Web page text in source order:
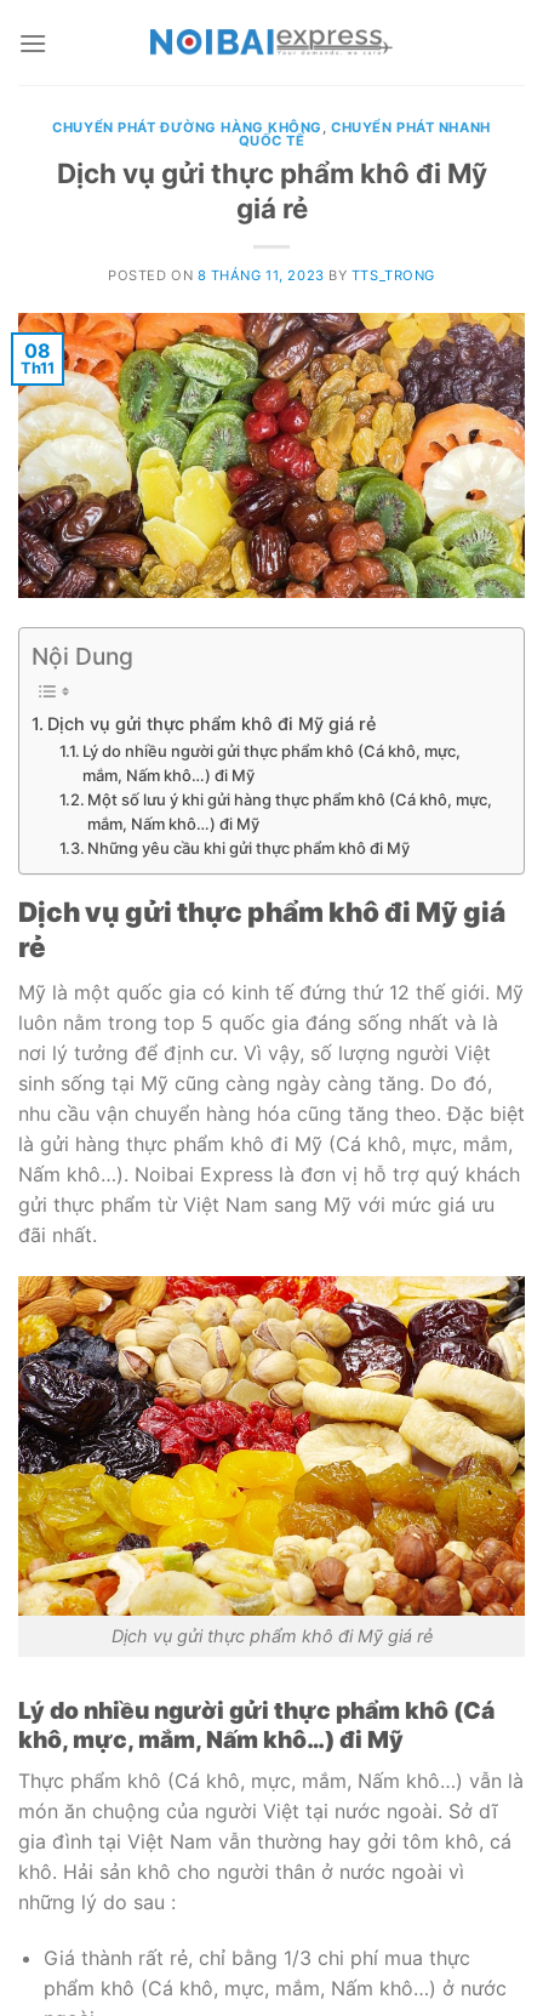
CHUYỂN PHÁT ĐƯỜNG HÀNG KHÔNG ,CHUYỂN PHÁT NHANH
QUỐC TẾ
Dịch vụ gửi thực phẩm khô đi Mỹ
giá rẻ
POSTED ON 8 THÁNG 11, 2023 BY TTS_TRONG
08
Th11
Nội Dung
Dịch vụ gửi thực phẩm khô đi Mỹ giá rẻ
Lý do nhiều người gửi thực phẩm khô (Cá khô, mực,
mắm, Nấm khô…) đi Mỹ
Một số lưu ý khi gửi hàng thực phẩm khô (Cá khô, mực,
mắm, Nấm khô…) đi Mỹ
Những yêu cầu khi gửi thực phẩm khô đi Mỹ
Dịch vụ gửi thực phẩm khô đi Mỹ giá
rẻ
Mỹ là một quốc gia có kinh tế đứng thứ 12 thế giới. Mỹ
luôn nằm trong top 5 quốc gia đáng sống nhất và là
nơi lý tưởng để định cư. Vì vậy, số lượng người Việt
sinh sống tại Mỹ cũng càng ngày càng tăng. Do đó,
nhu cầu vận chuyển hàng hóa cũng tăng theo. Đặc biệt
là gửi hàng thực phẩm khô đi Mỹ (Cá khô, mực, mắm,
Nấm khô…). Noibai Express là đơn vị hỗ trợ quý khách
gửi thực phẩm từ Việt Nam sang Mỹ với mức giá ưu
đãi nhất.
Dịch vụ gửi thực phẩm khô đi Mỹ giá rẻ
Lý do nhiều người gửi thực phẩm khô (Cá
khô, mực, mắm, Nấm khô…) đi Mỹ
Thực phẩm khô (Cá khô, mực, mắm, Nấm khô…) vẫn là
món ăn chuộng của người Việt tại nước ngoài. Sở dĩ
gia đình tại Việt Nam vẫn thường hay gởi tôm khô, cá
khô. Hải sản khô cho người thân ở nước ngoài vì
những lý do sau :
Giá thành rất rẻ, chỉ bằng 1/3 chi phí mua thực
phẩm khô (Cá khô, mực, mắm, Nấm khô…) ở nước